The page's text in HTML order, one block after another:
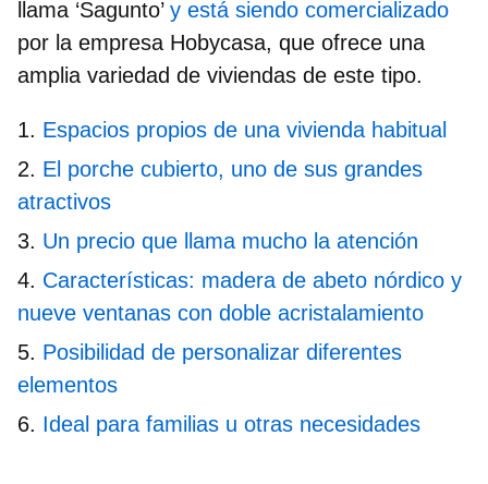
llama ‘Sagunto’ y está siendo comercializado
por la empresa Hobycasa, que ofrece una
amplia variedad de viviendas de este tipo.
Espacios propios de una vivienda habitual
El porche cubierto, uno de sus grandes
atractivos
Un precio que llama mucho la atención
Características: madera de abeto nórdico y
nueve ventanas con doble acristalamiento
Posibilidad de personalizar diferentes
elementos
Ideal para familias u otras necesidades